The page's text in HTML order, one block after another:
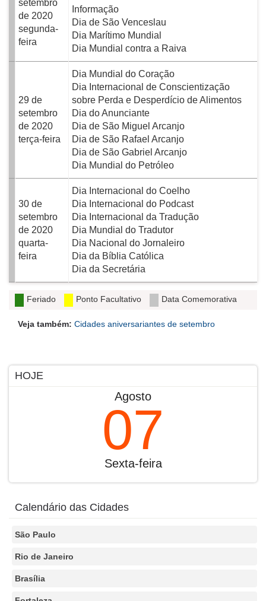
setembro
de 2020
segunda-
feira
Informação
Dia de São Venceslau
Dia Marítimo Mundial
Dia Mundial contra a Raiva
29 de
setembro
de 2020
terça-feira
Dia Mundial do Coração
Dia Internacional de Conscientização
sobre Perda e Desperdício de Alimentos
Dia do Anunciante
Dia de São Miguel Arcanjo
Dia de São Rafael Arcanjo
Dia de São Gabriel Arcanjo
Dia Mundial do Petróleo
30 de
setembro
de 2020
quarta-
feira
Dia Internacional do Coelho
Dia Internacional do Podcast
Dia Internacional da Tradução
Dia Mundial do Tradutor
Dia Nacional do Jornaleiro
Dia da Bíblia Católica
Dia da Secretária
Feriado Ponto Facultativo Data Comemorativa
Veja também: Cidades aniversariantes de setembro
HOJE
Agosto
07
Sexta-feira
Calendário das Cidades
São Paulo
Rio de Janeiro
Brasília